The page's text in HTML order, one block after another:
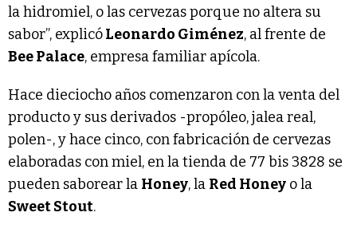
la hidromiel, o las cervezas porque no altera su
sabor”, explicóLeonardo Giménez, al frente de
Bee Palace, empresa familiar apícola.
Hace dieciocho años comenzaron con la venta del
producto y sus derivados -propóleo, jalea real,
polen-, y hace cinco, con fabricación de cervezas
elaboradas con miel, en la tienda de 77 bis 3828 se
pueden saborear la Honey, la Red Honey o la
Sweet Stout.